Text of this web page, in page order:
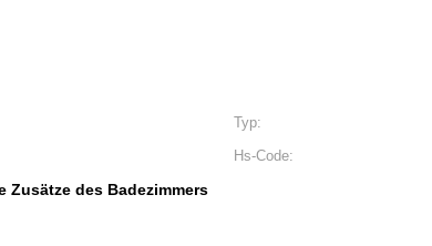
Typ:
Hs-Code:
Zusätze des Badezimmers